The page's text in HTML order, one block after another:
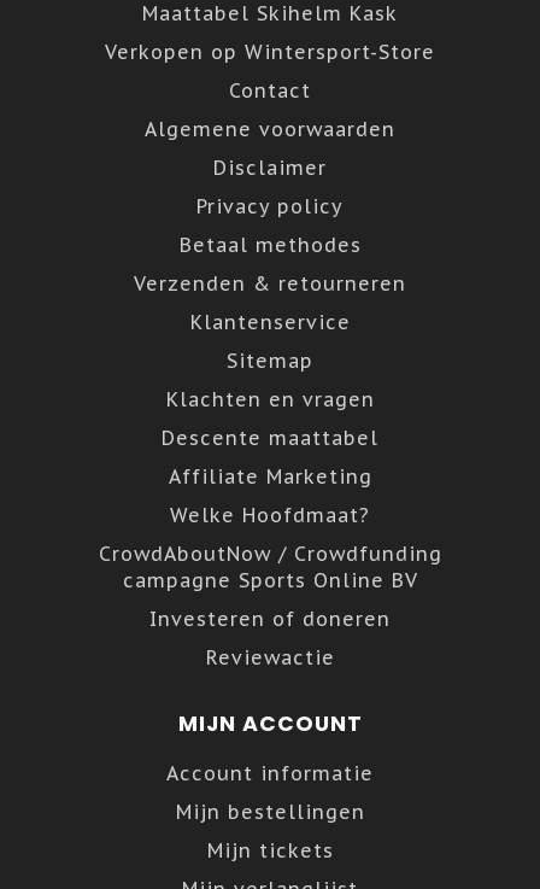
Maattabel Skihelm Kask
Verkopen op Wintersport-Store
Contact
Algemene voorwaarden
Disclaimer
Privacy policy
Betaal methodes
Verzenden & retourneren
Klantenservice
Sitemap
Klachten en vragen
Descente maattabel
Affiliate Marketing
Welke Hoofdmaat?
CrowdAboutNow / Crowdfunding
campagne Sports Online BV
Investeren of doneren
Reviewactie
MIJN ACCOUNT
Account informatie
Mijn bestellingen
Mijn tickets